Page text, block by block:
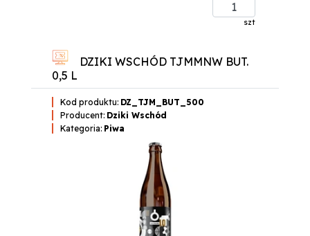
szt
DZIKI WSCHÓD TJMMNW BUT.
0,5 L
Kod produktu: DZ_TJM_BUT_500
Producent: Dziki Wschód
Kategoria: Piwa